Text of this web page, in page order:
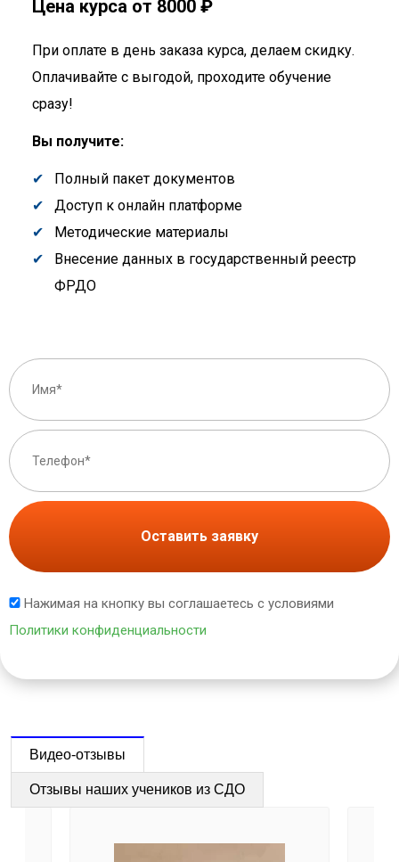
Цена курса от 8000 ₽
При оплате в день заказа курса, делаем скидку.
Оплачивайте с выгодой, проходите обучение
сразу!
Вы получите:
Полный пакет документов
Доступ к онлайн платформе
Методические материалы
Внесение данных в государственный реестр
ФРДО
Оставить заявку
Нажимая на кнопку вы соглашаетесь с условиями
Политики конфиденциальности
Видео-отзывы
Отзывы наших учеников из СДО